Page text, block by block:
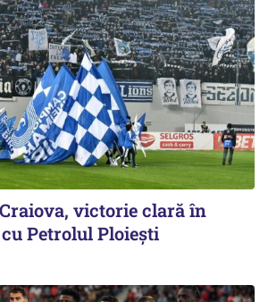
victorie clară în
Petrolul Ploieşti